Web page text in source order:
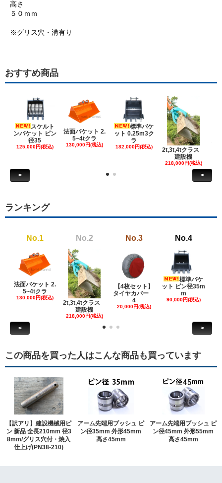
高さ
５０ｍｍ
※グリス穴・溝有り
おすすめ商品
スケルト
ンバケット ピン
径35
125,000円(税込)
法面バケット 2.
5~4tクラ
130,000円(税込)
標準バケ
ット 0.25m3ク
ラ
182,000円(税込)
2t,3t,4tクラス
建設機
218,000円(税込)
< >
ランキング
No.1
法面バケット 2.
5~4tクラ
130,000円(税込)
No.2
2t,3t,4tクラス
建設機
218,000円(税込)
No.3
【4枚セット】
タイヤカバー
4
20,000円(税込)
No.4
標準バケ
ット ピン径35m
m
90,000円(税込)
< >
この商品を買った人はこんな商品も買っています
【訳アリ】建設機械用ピ
ン 新品 全長210mm 径3
8mm/グリス穴付・焼入
仕上げ(PN38-210)
アーム先端用ブッシュ ピ
ン径35mm 外形45mm
高さ45mm
アーム先端用ブッシュ ピ
ン径45mm 外形55mm
高さ45mm